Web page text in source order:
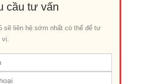
cầu tư vấn
sẽ liên hệ sớm nhất có thể để tư
vị.